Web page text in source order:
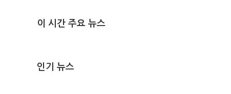
이 시간 주요 뉴스
인기 뉴스